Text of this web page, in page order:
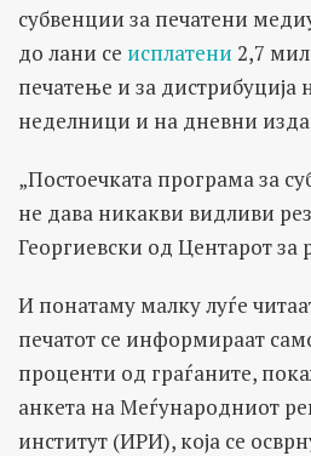
субвенции за печатени
до лани се исплатени 2,7
печатење и за дистрибуција
неделници и на дневни
„Постоечката програма за
не дава никакви видливи
Георгиевски од Центарот за
И понатаму малку луѓе
печатот се информираат
проценти од граѓаните,
анкета на Меѓународниот
институт (ИРИ), која се